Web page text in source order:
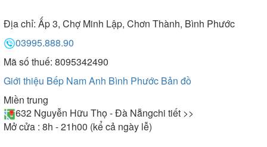
Địa chỉ: Ấp 3, Chợ Minh Lập, Chơn Thành, Bình Phước
03995.888.90
Mã số thuế: 8095342490
Giới thiệu Bếp Nam Anh Bình Phước Bản đồ
Miền trung
632 Nguyễn Hữu Thọ - Đà Nẵngchi tiết >>
Mở cửa : 8h - 21h00 (kể cả ngày lễ)